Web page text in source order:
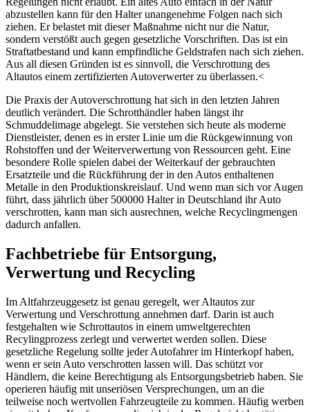
abzustellen kann für den Halter unangenehme Folgen nach sich
ziehen. Er belastet mit dieser Maßnahme nicht nur die Natur,
sondern verstößt auch gegen gesetzliche Vorschriften. Das ist ein
Straftatbestand und kann empfindliche Geldstrafen nach sich ziehen.
Aus all diesen Gründen ist es sinnvoll, die Verschrottung des
Altautos einem zertifizierten Autoverwerter zu überlassen.<
Die Praxis der Autoverschrottung hat sich in den letzten Jahren
deutlich verändert. Die Schrotthändler haben längst ihr
Schmuddelimage abgelegt. Sie verstehen sich heute als moderne
Dienstleister, denen es in erster Linie um die Rückgewinnung von
Rohstoffen und der Weiterverwertung von Ressourcen geht. Eine
besondere Rolle spielen dabei der Weiterkauf der gebrauchten
Ersatzteile und die Rückführung der in den Autos enthaltenen
Metalle in den Produktionskreislauf. Und wenn man sich vor Augen
führt, dass jährlich über 500000 Halter in Deutschland ihr Auto
verschrotten, kann man sich ausrechnen, welche Recyclingmengen
dadurch anfallen.
Fachbetriebe für Entsorgung,
Verwertung und Recycling
Im Altfahrzeuggesetz ist genau geregelt, wer Altautos zur
Verwertung und Verschrottung annehmen darf. Darin ist auch
festgehalten wie Schrottautos in einem umweltgerechten
Recylingprozess zerlegt und verwertet werden sollen. Diese
gesetzliche Regelung sollte jeder Autofahrer im Hinterkopf haben,
wenn er sein Auto verschrotten lassen will. Das schützt vor
Händlern, die keine Berechtigung als Entsorgungsbetrieb haben. Sie
operieren häufig mit unseriösen Versprechungen, um an die
teilweise noch wertvollen Fahrzeugteile zu kommen. Häufig werben